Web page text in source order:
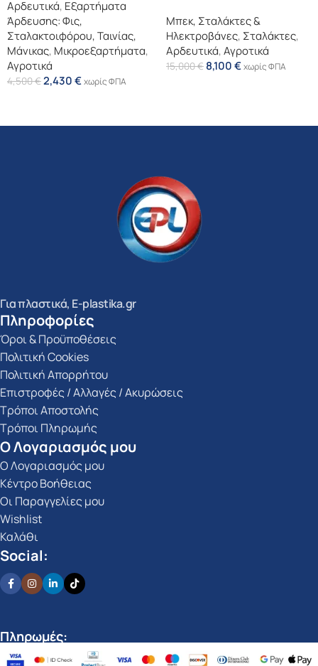
Αρδευτικά, Εξαρτήματα
Άρδευσης: Φις,
Σταλακτοιφόρου, Ταινίας,
Μάνικας, Μικροεξαρτήματα,
Αγροτικά
4,500€2,430€χωρίς ΦΠΑ
Μπεκ, Σταλάκτες &
Ηλεκτροβάνες, Σταλάκτες,
Αρδευτικά,Αγροτικά
15,000€ 8,100€χωρίς ΦΠΑ
Για πλαστικά, E-plastika.gr
Πληροφορίες
Όροι & Προϋποθέσεις
Πολιτική Cookies
Πολιτική Απορρήτου
Επιστροφές / Αλλαγές / Ακυρώσεις
Τρόποι Αποστολής
Τρόποι Πληρωμής
Ο Λογαριασμός μου
Ο Λογαριασμός μου
Κέντρο Βοήθειας
Οι Παραγγελίες μου
Wishlist
Καλάθι
Social:
Πληρωμές: